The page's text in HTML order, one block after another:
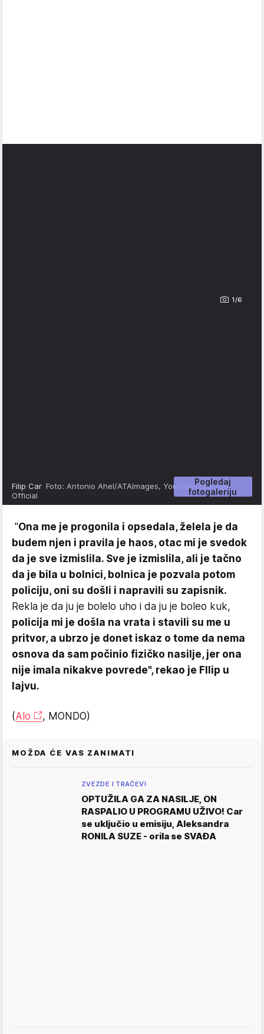
1/6
Pogledaj
fotogaleriju
Filip Car Foto: Antonio Ahel/ATAImages, YouTube/Zadruga
Official
"Ona me je progonila i opsedala, želela je da
budem njen i pravila je haos, otac mi je svedok
da je sve izmislila. Sve je izmislila, ali je tačno
da je bila u bolnici, bolnica je pozvala potom
policiju, oni su došli i napravili su zapisnik.
Rekla je da ju je bolelo uho i da ju je boleo kuk,
policija mi je došla na vrata i stavili su me u
pritvor, a ubrzo je donet iskaz o tome da nema
osnova da sam počinio fizičko nasilje, jer ona
nije imala nikakve povrede", rekao je FIlip u
lajvu.
(Alo , MONDO)
MOŽDA ĆE VAS ZANIMATI
ZVEZDE I TRAČEVI
OPTUŽILA GA ZA NASILJE, ON
RASPALIO U PROGRAMU UŽIVO! Car
se uključio u emisiju, Aleksandra
RONILA SUZE - orila se SVAĐA